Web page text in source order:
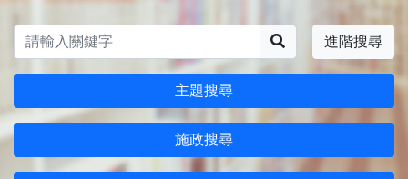
進階搜尋
主題搜尋
施政搜尋